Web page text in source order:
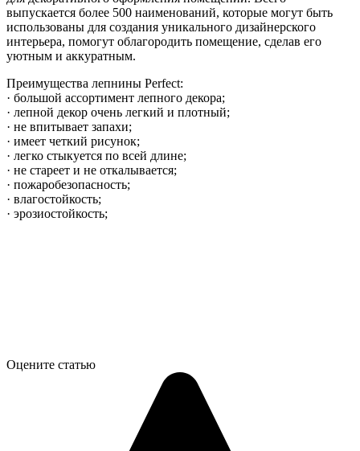
выпускается более 500 наименований, которые могут быть
использованы для создания уникального дизайнерского
интерьера, помогут облагородить помещение, сделав его
уютным и аккуратным.
Преимущества лепнины Perfect:
· большой ассортимент лепного декора;
· лепной декор очень легкий и плотный;
· не впитывает запахи;
· имеет четкий рисунок;
· легко стыкуется по всей длине;
· не стареет и не откалывается;
· пожаробезопасность;
· влагостойкость;
· эрозиостойкость;
Оцените статью